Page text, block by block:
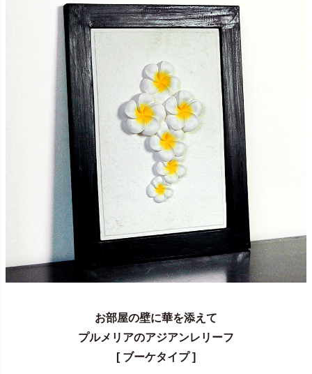
お部屋の壁に華を添えて
プルメリアのアジアンレリーフ
[ ブーケタイプ ]